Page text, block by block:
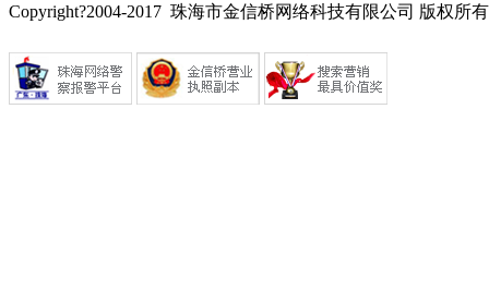
Copyright?2004-2017 珠海市金信桥网络科技有限公司 版权所有